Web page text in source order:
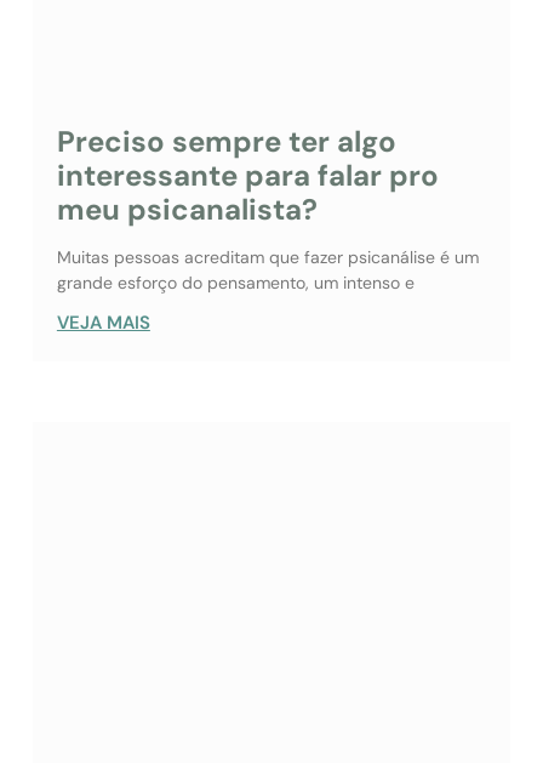
Preciso sempre ter algo
interessante para falar pro
meu psicanalista?
Muitas pessoas acreditam que fazer psicanálise é um
grande esforço do pensamento, um intenso e
VEJA MAIS